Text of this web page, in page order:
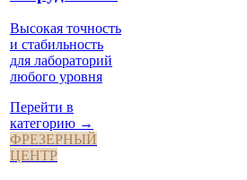
Высокая точность
и стабильность
для лабораторий
любого уровня
Перейти в
категорию →
ФРЕЗЕРНЫЙ
ЦЕНТР